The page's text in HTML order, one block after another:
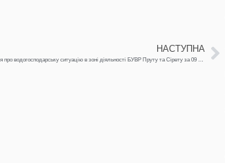
НАСТУПНА
Щоденна інформація про водогосподарську ситуацію в зоні діяльності БУВР Пруту та Сірету за 09 лютого 2024 р.